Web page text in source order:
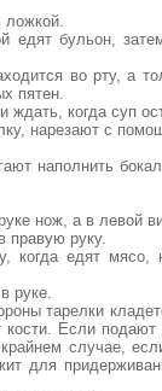
ложкой.
едят бульон,
во рту, а
пятен.
ждать, когда суп
нарезают с
наполнить
нож, а в левой
правую руку.
едят мясо,
руке.
тарелки
Если подают
случае,
для